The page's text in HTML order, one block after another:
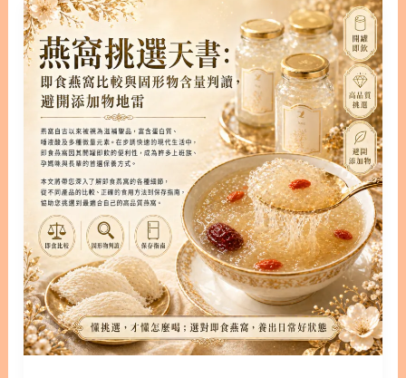
窩
挑
選
書：
比
較
與
固
形